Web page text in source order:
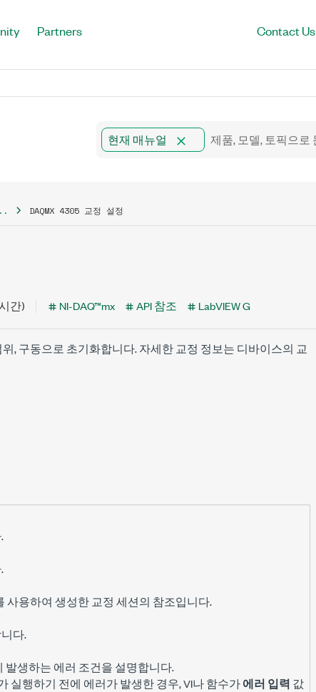
Partners Contact Us
현재 매뉴얼
DAQMX 4305 교정 설정
간) NI-DAQ™mx API 참조 LabVIEW G
, 구동으로 초기화합니다. 자세한 교정 정보는 디바이스의 교
사용하여 생성한 교정 세션의 참조입니다.
다.
발생하는 에러 조건을 설명합니다.
실행하기 전에 에러가 발생한 경우, VI나 함수가에러 입력 값